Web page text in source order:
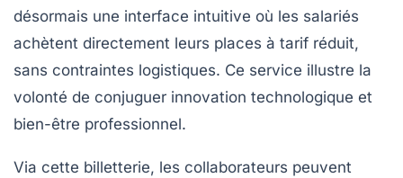
désormais une interface intuitive où les salariés
achètent directement leurs places à tarif réduit,
sans contraintes logistiques. Ce service illustre la
volonté de conjuguer innovation technologique et
bien-être professionnel.
Via cette billetterie, les collaborateurs peuvent